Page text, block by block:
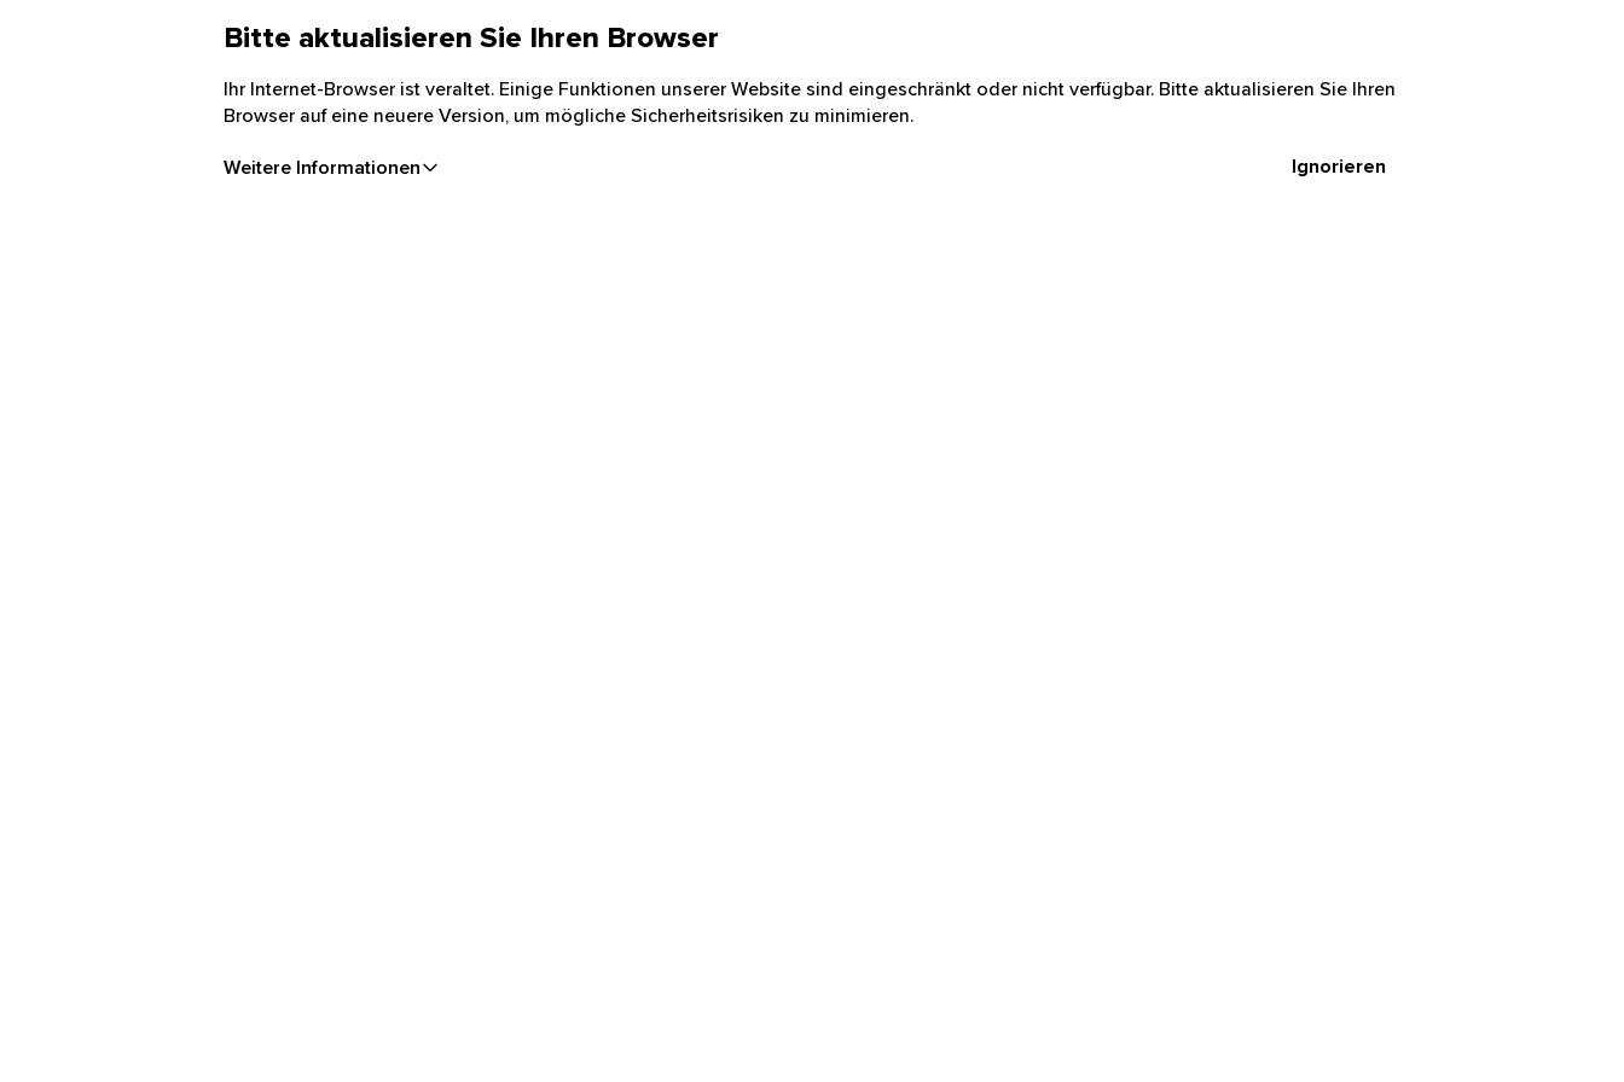
Bitte aktualisieren Sie Ihren Browser
Ihr Internet-Browser ist veraltet. Einige Funktionen unserer Website sind eingeschränkt oder nicht verfügbar. Bitte aktualisieren Sie Ihren
Browser auf eine neuere Version, um mögliche Sicherheitsrisiken zu minimieren.
Weitere Informationen Ignorieren